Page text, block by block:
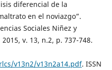
diferencial de la
en el noviazgo”.
Sociales Niñez y
v. 13, n.2, p. 737-748.
v13n2/v13n2a14.pdf. ISSN